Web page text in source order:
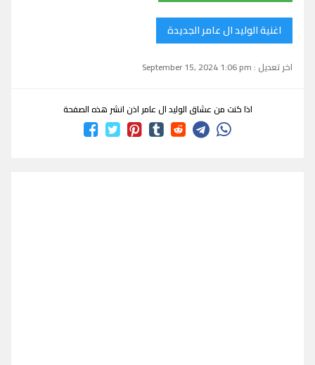
اغنية الوليد ال عامر الجديدة
اخر تعديل : September 15, 2024 1:06 pm
اذا كنت من عشاق الوليد ال عامر اذن انشر هذه الصفحة